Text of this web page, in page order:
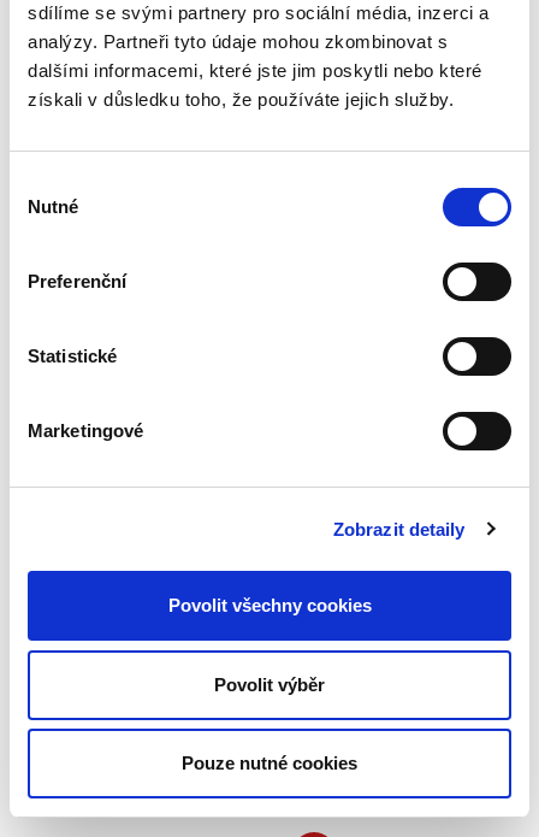
sdílíme se svými partnery pro sociální média, inzerci a
analýzy. Partneři tyto údaje mohou zkombinovat s
dalšími informacemi, které jste jim poskytli nebo které
získali v důsledku toho, že používáte jejich služby.
souhlasu
Nutné
Preferenční
Statistické
Marketingové
Zobrazit detaily
Povolit všechny cookies
Povolit výběr
Pouze nutné cookies
Úvod do práva
bezdůvodného
350,00 Kč
institutu bezdůvodného obohacení v
posluchače
fakult. 7. vydání
7. VYDÁNÍ
Martin Janků,a kol.